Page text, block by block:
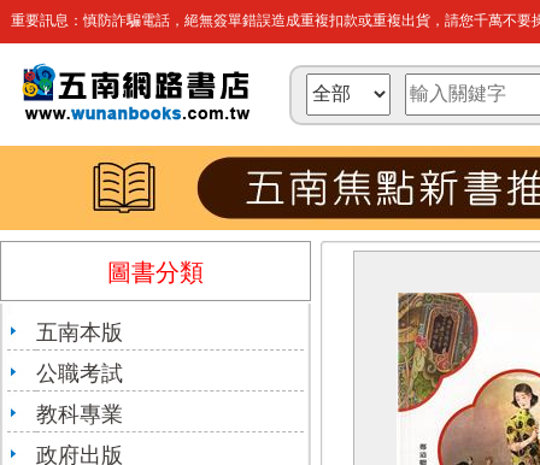
重要訊息：慎防詐騙電話，絕無簽單錯誤造成重複扣款或重複出貨，請您千萬不要
圖書分類
五南本版
公職考試
教科專業
政府出版